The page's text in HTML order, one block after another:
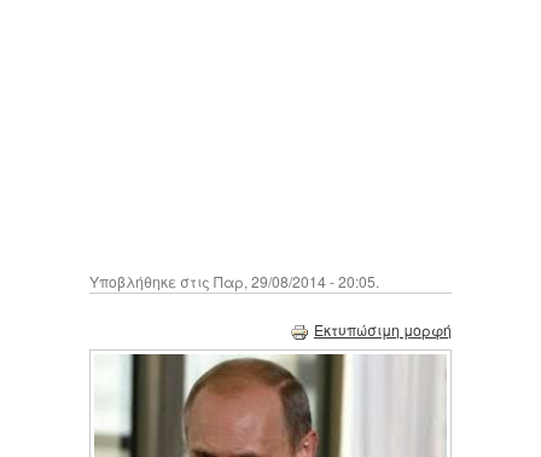
Υποβλήθηκε στις Παρ, 29/08/2014 - 20:05.
Εκτυπώσιμη μορφή